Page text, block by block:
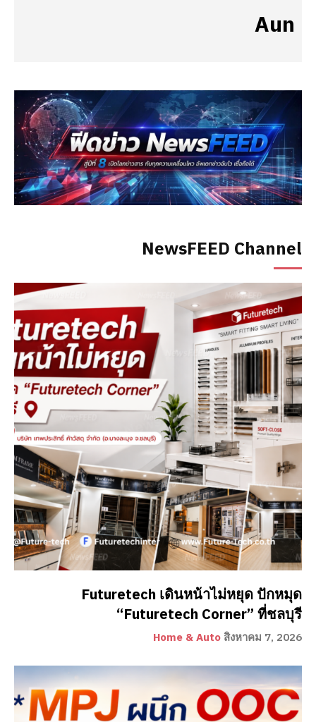
NewsFEED Channel
Futuretech เดินหน้าไม่หยุด ปักหมุด
“Futuretech Corner” ที่ชลบุรี
Home & Auto สิงหาคม 7, 2026
Aun